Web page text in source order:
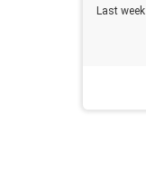
Last week